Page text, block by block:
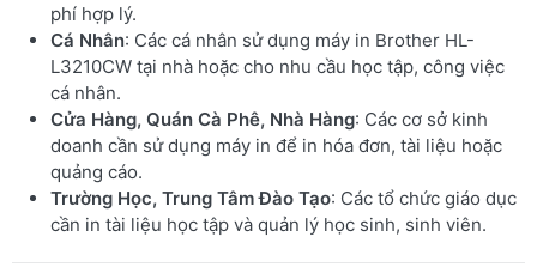
phí hợp lý.
Cá Nhân: Các cá nhân sử dụng máy in Brother HL-
L3210CW tại nhà hoặc cho nhu cầu học tập, công việc
cá nhân.
Cửa Hàng, Quán Cà Phê, Nhà Hàng: Các cơ sở kinh
doanh cần sử dụng máy in để in hóa đơn, tài liệu hoặc
quảng cáo.
Trường Học, Trung Tâm Đào Tạo: Các tổ chức giáo dục
cần in tài liệu học tập và quản lý học sinh, sinh viên.